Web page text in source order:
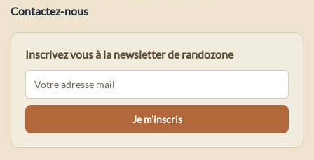
Contactez-nous
Inscrivez vous à la newsletter de randozone